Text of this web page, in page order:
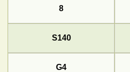
8
S140
G4